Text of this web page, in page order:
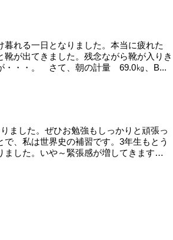
れる一日となりました。本当に疲れた
が出てきました。残念ながら靴が入りき
・・・。 さて、朝の計量 69.0㎏、B...
ました。ぜひお勉強もしっかりと頑張っ
、私は世界史の補習です。3年生もとう
した。いや～緊張感が増してきます